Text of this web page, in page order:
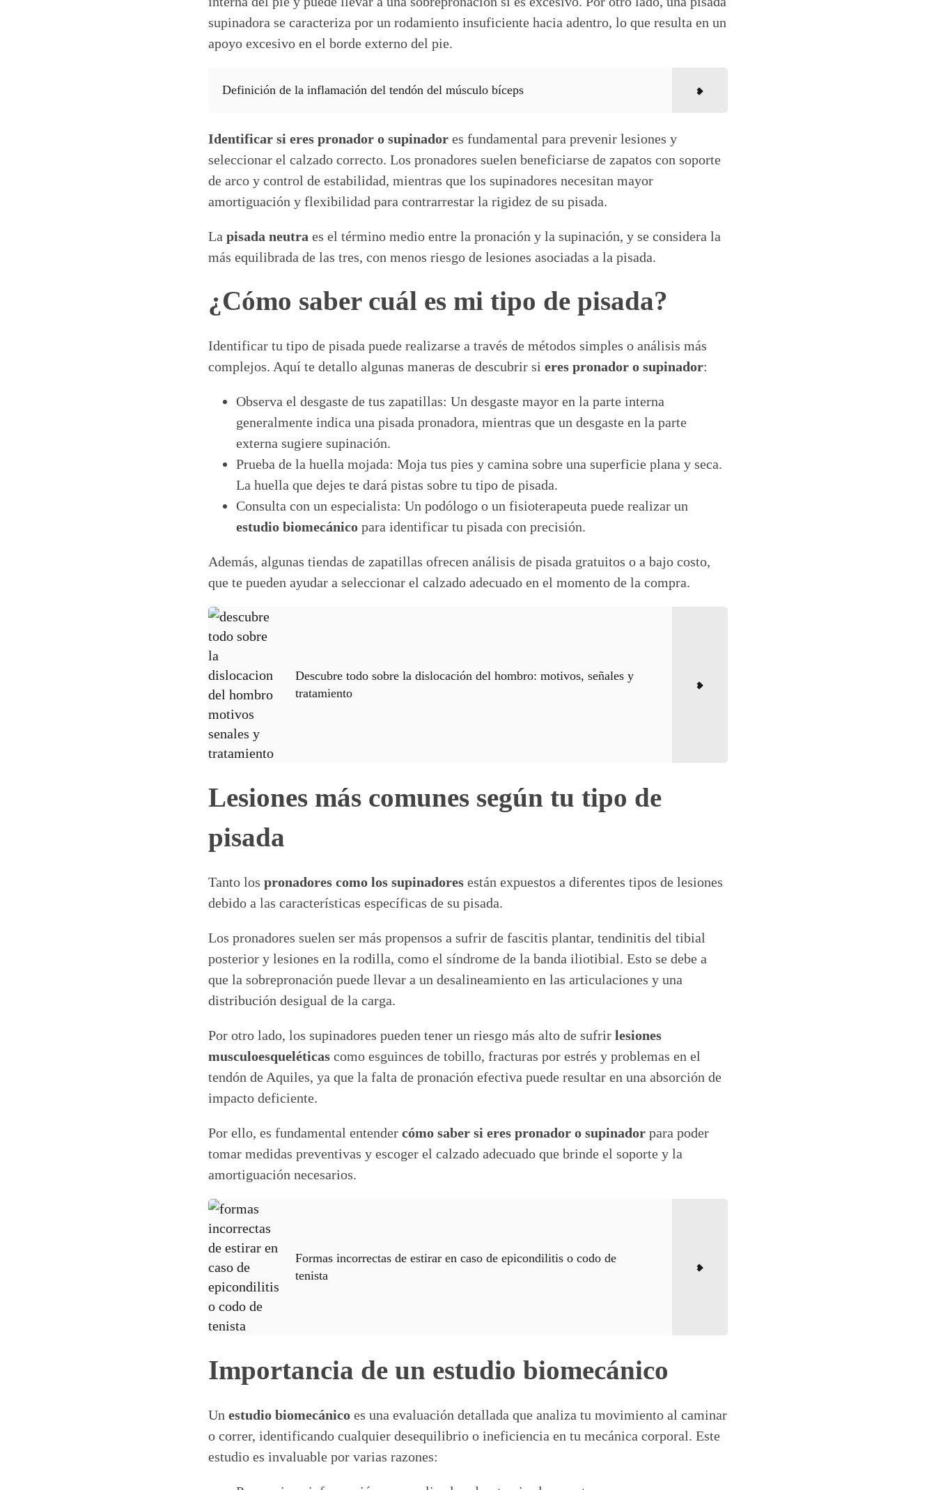
supinadora se caracteriza por un rodamiento insuficiente hacia adentro, lo que resulta en un
apoyo excesivo en el borde externo del pie.
Definición de la inflamación del tendón del músculo bíceps
Identificar si eres pronador o supinadores fundamental para prevenir lesiones y
seleccionar el calzado correcto. Los pronadores suelen beneficiarse de zapatos con soporte
de arco y control de estabilidad, mientras que los supinadores necesitan mayor
amortiguación y flexibilidad para contrarrestar la rigidez de su pisada.
La pisada neutra es el término medio entre la pronación y la supinación, y se considera la
más equilibrada de las tres, con menos riesgo de lesiones asociadas a la pisada.
¿Cómo saber cuál es mi tipo de pisada?
Identificar tu tipo de pisada puede realizarse a través de métodos simples o análisis más
complejos. Aquí te detallo algunas maneras de descubrir si eres pronador o supinador:
Observa el desgaste de tus zapatillas: Un desgaste mayor en la parte interna
generalmente indica una pisada pronadora, mientras que un desgaste en la parte
externa sugiere supinación.
Prueba de la huella mojada: Moja tus pies y camina sobre una superficie plana y seca.
La huella que dejes te dará pistas sobre tu tipo de pisada.
Consulta con un especialista: Un podólogo o un fisioterapeuta puede realizar un
estudio biomecánicopara identificar tu pisada con precisión.
Además, algunas tiendas de zapatillas ofrecen análisis de pisada gratuitos o a bajo costo,
que te pueden ayudar a seleccionar el calzado adecuado en el momento de la compra.
Descubre todo sobre la dislocación del hombro: motivos, señales y
tratamiento
Lesiones más comunes según tu tipo de
pisada
Tanto los pronadores como los supinadoresestán expuestos a diferentes tipos de lesiones
debido a las características específicas de su pisada.
Los pronadores suelen ser más propensos a sufrir de fascitis plantar, tendinitis del tibial
posterior y lesiones en la rodilla, como el síndrome de la banda iliotibial. Esto se debe a
que la sobrepronación puede llevar a un desalineamiento en las articulaciones y una
distribución desigual de la carga.
Por otro lado, los supinadores pueden tener un riesgo más alto de sufrir lesiones
musculoesqueléticascomo esguinces de tobillo, fracturas por estrés y problemas en el
tendón de Aquiles, ya que la falta de pronación efectiva puede resultar en una absorción de
impacto deficiente.
Por ello, es fundamental entender cómo saber si eres pronador o supinadorpara poder
tomar medidas preventivas y escoger el calzado adecuado que brinde el soporte y la
amortiguación necesarios.
Formas incorrectas de estirar en caso de epicondilitis o codo de
tenista
Importancia de un estudio biomecánico
Un estudio biomecánicoes una evaluación detallada que analiza tu movimiento al caminar
o correr, identificando cualquier desequilibrio o ineficiencia en tu mecánica corporal. Este
estudio es invaluable por varias razones: